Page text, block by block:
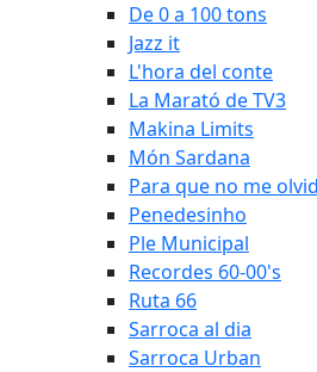
De 0 a 100 tons
Jazz it
L'hora del conte
La Marató de TV3
Makina Limits
Món Sardana
Para que no me
Penedesinho
Ple Municipal
Recordes 60-00's
Ruta 66
Sarroca al dia
Sarroca Urban